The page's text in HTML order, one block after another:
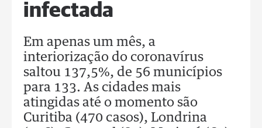
infectada
Em apenas um mês, a
interiorização do coronavírus
saltou 137,5%, de 56 municípios
para 133. As cidades mais
atingidas até o momento são
Curitiba (470 casos), Londrina